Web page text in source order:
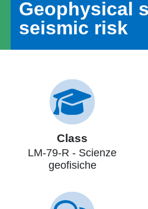
Geophysical sciences for
seismic risk
Class
LM-79-R - Scienze
geofisiche